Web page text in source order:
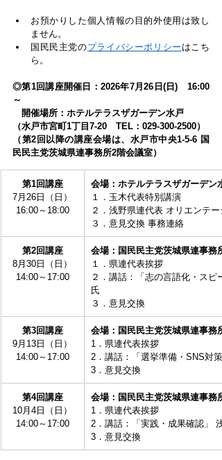
お預かりした個人情報の目的外使用は致し
ません。
国民民主党のプライバシーポリシー はこち
ら。
◎第1回講座開催日：2026年7月26日(日)　16:00
～
開催場所：ホテルテラスザガーデン水戸
（水戸市宮町1丁目7-20　TEL：029-300-2500）
（第2回以降の講座会場は、水戸市中央1-5-6 国
民民主党茨城県連事務所2階会議室）
第1回講座
7月26日（日）
16:00～18:00
会場：ホテルテラスザガーデン
１．玉木代表特別講演
２．浅野県連代表 オリエンテー
３．意見交換 事務連絡
第2回講座
8月30日（日）
14:00～17:00
会場：国民民主党茨城県連事務所
１．県連代表挨拶
２．講話：「志の言語化・ス
氏
３．意見交換
第3回講座
9月13日（日）
14:00～17:00
会場：国民民主党茨城県連事務所
1．県連代表挨拶
2．講話：「選挙準備・SNS対
3．意見交換
第4回講座
10月4日（日）
14:00～17:00
会場：国民民主党茨城県連事務所
1．県連代表挨拶
2．講話：「実践・成果確認」
3．意見交換